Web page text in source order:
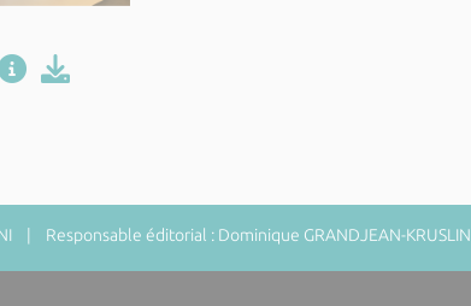
| Responsable éditorial : Dominique GRANDJEAN-KRUSLIN